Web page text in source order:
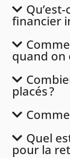
financier
quand on
placés ?
Quel
pour la